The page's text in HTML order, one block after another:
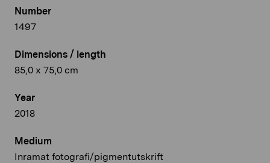
Number
1497
Dimensions / length
85,0 x 75,0 cm
Year
2018
Medium
Inramat fotografi/pigmentutskrift